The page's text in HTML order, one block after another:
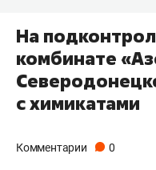
На
комбинате
с химикатами
Комментарии 0